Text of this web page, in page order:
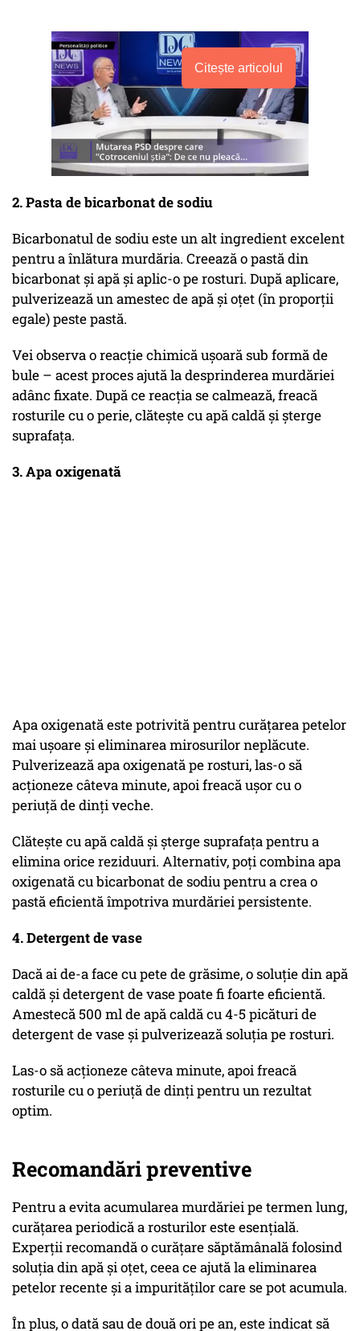
Citește articolul
2. Pasta de bicarbonat de sodiu
Bicarbonatul de sodiu este un alt ingredient excelent
pentru a înlătura murdăria. Creează o pastă din
bicarbonat și apă și aplic-o pe rosturi. După aplicare,
pulverizează un amestec de apă și oțet (în proporții
egale) peste pastă.
Vei observa o reacție chimică ușoară sub formă de
bule – acest proces ajută la desprinderea murdăriei
adânc fixate. După ce reacția se calmează, freacă
rosturile cu o perie, clătește cu apă caldă și șterge
suprafața.
3. Apa oxigenată
Apa oxigenată este potrivită pentru curățarea petelor
mai ușoare și eliminarea mirosurilor neplăcute.
Pulverizează apa oxigenată pe rosturi, las-o să
acționeze câteva minute, apoi freacă ușor cu o
periuță de dinți veche.
Clătește cu apă caldă și șterge suprafața pentru a
elimina orice reziduuri. Alternativ, poți combina apa
oxigenată cu bicarbonat de sodiu pentru a crea o
pastă eficientă împotriva murdăriei persistente.
4. Detergent de vase
Dacă ai de-a face cu pete de grăsime, o soluție din apă
caldă și detergent de vase poate fi foarte eficientă.
Amestecă 500 ml de apă caldă cu 4-5 picături de
detergent de vase și pulverizează soluția pe rosturi.
Las-o să acționeze câteva minute, apoi freacă
rosturile cu o periuță de dinți pentru un rezultat
optim.
Recomandări preventive
Pentru a evita acumularea murdăriei pe termen lung,
curățarea periodică a rosturilor este esențială.
Experții recomandă o curățare săptămânală folosind
soluția din apă și oțet, ceea ce ajută la eliminarea
petelor recente și a impurităților care se pot acumula.
În plus, o dată sau de două ori pe an, este indicat să